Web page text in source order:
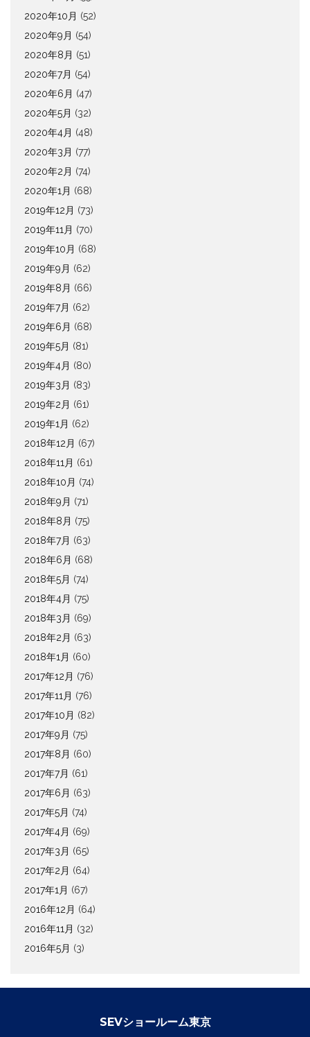
2020年10月 (52)
2020年9月 (54)
2020年8月 (51)
2020年7月 (54)
2020年6月 (47)
2020年5月 (32)
2020年4月 (48)
2020年3月 (77)
2020年2月 (74)
2020年1月 (68)
2019年12月 (73)
2019年11月 (70)
2019年10月 (68)
2019年9月 (62)
2019年8月 (66)
2019年7月 (62)
2019年6月 (68)
2019年5月 (81)
2019年4月 (80)
2019年3月 (83)
2019年2月 (61)
2019年1月 (62)
2018年12月 (67)
2018年11月 (61)
2018年10月 (74)
2018年9月 (71)
2018年8月 (75)
2018年7月 (63)
2018年6月 (68)
2018年5月 (74)
2018年4月 (75)
2018年3月 (69)
2018年2月 (63)
2018年1月 (60)
2017年12月 (76)
2017年11月 (76)
2017年10月 (82)
2017年9月 (75)
2017年8月 (60)
2017年7月 (61)
2017年6月 (63)
2017年5月 (74)
2017年4月 (69)
2017年3月 (65)
2017年2月 (64)
2017年1月 (67)
2016年12月 (64)
2016年11月 (32)
2016年5月 (3)
SEVショールーム東京